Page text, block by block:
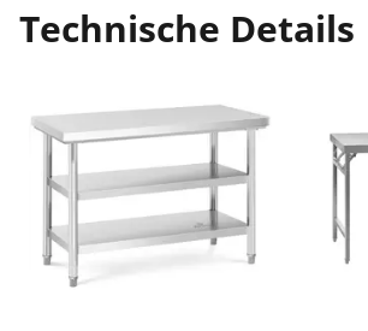
Technische Details